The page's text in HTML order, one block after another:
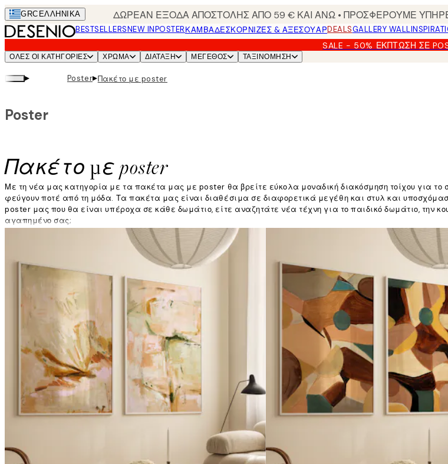
Skip
to
main
content.
GRC ΕΛΛΗΝΙΚΆ ΔΩΡΕΑΝ ΕΞΟΔΑ ΑΠΟΣΤΟΛΗΣ ΑΠΟ 59 € ΚΑΙ ΑΝΩ • ΠΡΟΣΦΕΡΟΥΜΕ
BESTSELLERSNEW INPOSTERΚΑΜΒΆΔΕΣΚΟΡΝΊΖΕΣ & ΑΞΕΣΟΥΆΡDEALSGALLERY WALL
SALE - 50% ΈΚΠΤΩΣΗ ΣΕ
ΌΛΕΣ ΟΙ ΚΑΤΗΓΟΡΊΕΣ ΧΡΩΜΑ ΔΙΑΤΑΞΗ ΜΕΓΕΘΟΣ ΤΑΞΙΝΌΜΗΣΗ
▸ Poster▸Πακέτο με poster
Πακέτο με poster
Poster
Με τη νέα μας κατηγορία με τα πακέτα μας με poster θα βρείτε εύκολα μοναδική διακόσμηση τοίχου για
φεύγουν ποτέ από τη μόδα. Τα πακέτα μας είναι διαθέσιμα σε διαφορετικά μεγέθη και στυλ και
poster μας που θα είναι υπέροχα σε κάθε δωμάτιο, είτε αναζητάτε νέα τέχνη για το παιδικό δωμάτιο, την
αγαπημένο σας;